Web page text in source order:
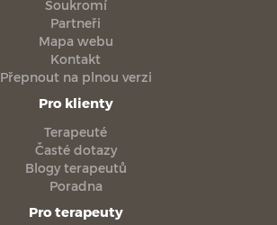
Soukromí
Partneři
Mapa webu
Kontakt
Přepnout na plnou verzi
Pro klienty
Terapeuté
Časté dotazy
Blogy terapeutů
Poradna
Pro terapeuty